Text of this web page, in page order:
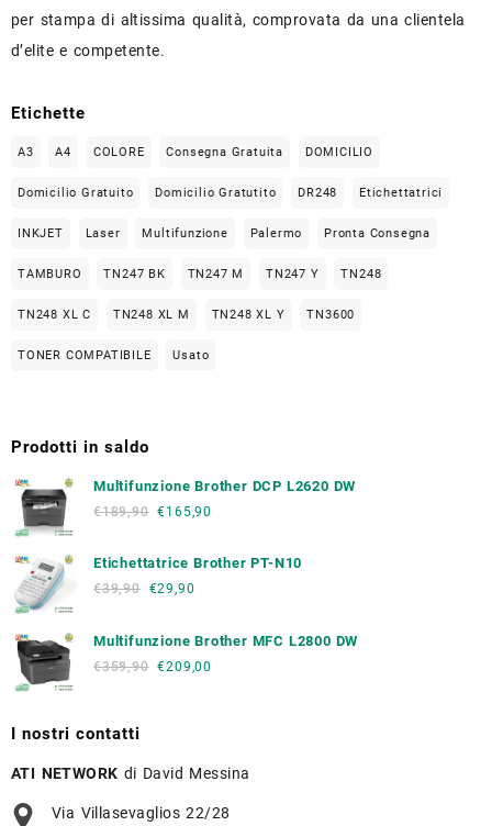
per stampa di altissima qualità, comprovata da una clientela
d’elite e competente.
Etichette
A3 A4 COLORE Consegna Gratuita DOMICILIO
Domicilio Gratuito Domicilio Gratutito DR248 Etichettatrici
INKJET Laser Multifunzione Palermo Pronta Consegna
TAMBURO TN247 BK TN247 M TN247 Y TN248
TN248 XL C TN248 XL M TN248 XL Y TN3600
TONER COMPATIBILE Usato
Prodotti in saldo
Multifunzione Brother DCP L2620 DW
€189,90 €165,90
Etichettatrice Brother PT-N10
€39,90 €29,90
Multifunzione Brother MFC L2800 DW
€359,90 €209,00
I nostri contatti
ATI NETWORK di David Messina
Via Villasevaglios 22/28